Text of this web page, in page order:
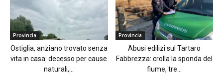
Provincia
Ostiglia, anziano trovato senza
vita in casa: decesso per cause
naturali,...
Provincia
Abusi edilizi sul Tartaro
Fabbrezza: crolla la sponda del
fiume, tre...